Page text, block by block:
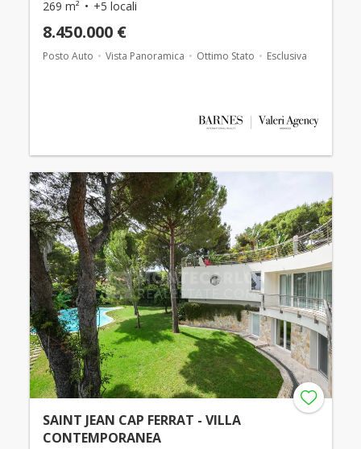
269 m² +5 locali
8.450.000 €
Posto Auto Vista Panoramica Ottimo Stato Esclusiva
SAINT JEAN CAP FERRAT - VILLA
CONTEMPORANEA